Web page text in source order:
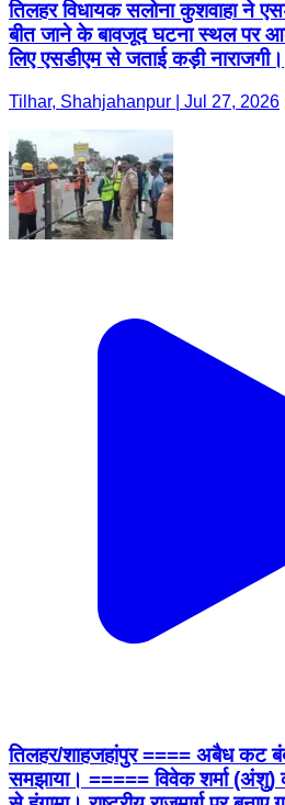
तिलहर विधायक सलोना कुशवाहा ने
बीत जाने के बावजूद घटना स्थल पर
लिए एसडीएम से जताई कड़ी नाराजगी।
Tilhar, Shahjahanpur | Jul 27, 2026
तिलहर/शाहजहांपुर ==== अबैध कट
समझाया। ===== विवेक शर्मा (अंशु)